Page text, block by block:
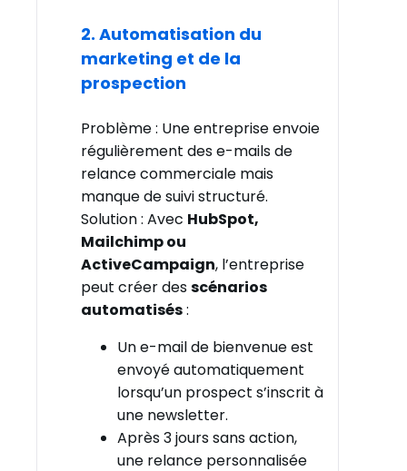
2. Automatisation du
marketing et de la
prospection
Problème : Une entreprise envoie
régulièrement des e-mails de
relance commerciale mais
manque de suivi structuré.
Solution : Avec HubSpot,
Mailchimp ou
ActiveCampaign, l’entreprise
peut créer desscénarios
automatisés:
Un e-mail de bienvenue est
envoyé automatiquement
lorsqu’un prospect s’inscrit à
une newsletter.
Après 3 jours sans action,
une relance personnalisée